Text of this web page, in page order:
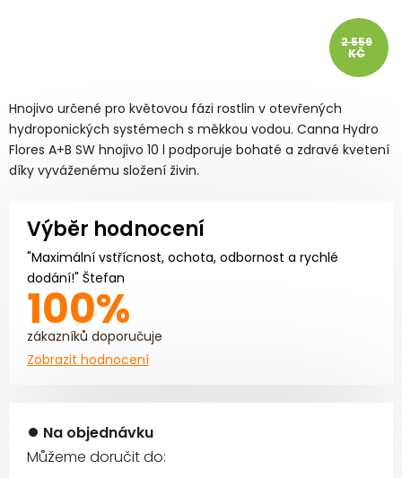
Hnojivo určené pro květovou fázi rostlin v otevřených
hydroponických systémech s měkkou vodou. Canna Hydro
Flores A+B SW hnojivo 10 l podporuje bohaté a zdravé kvetení
díky vyváženému složení živin.
Výběr hodnocení
"Maximální vstřícnost, ochota, odbornost a rychlé
dodání!" Štefan
100%
zákazníků doporučuje
Zobrazit hodnocení
Na objednávku
Můžeme doručit do:
2 559
KČ